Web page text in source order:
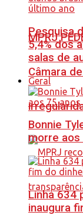
MPRJ
Câmara
Pesquisa
5,4% dos
salas de
Geral
Bonnie
morre aos
Linha 634
inaugura